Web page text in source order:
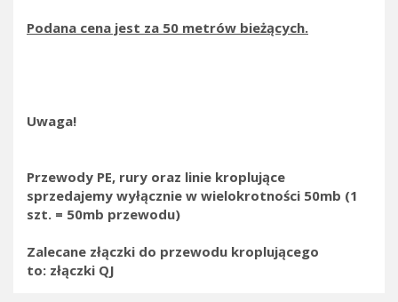
Podana cena jest za 50 metrów bieżących.
Uwaga!
Przewody PE, rury oraz linie kroplujące
sprzedajemy wyłącznie w wielokrotności 50mb (1
szt. = 50mb przewodu)
Zalecane złączki do przewodu kroplującego
to: złączki QJ